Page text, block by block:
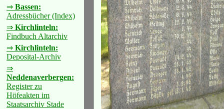
⇒ Bassen:
Adressbücher (Index)
⇒ Kirchlinteln:
Findbuch Altarchiv
⇒ Kirchlinteln:
Deposital-Archiv
⇒
Neddenaverbergen:
Register zu
Höfeakten im
Staatsarchiv Stade